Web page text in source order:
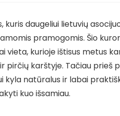
kuris daugeliui lietuvių
pramogomis. Šio
vieta, kurioje ištisus metus
pirčių karštyje. Tačiau prieš
natūralus ir labai
kuo išsamiau.